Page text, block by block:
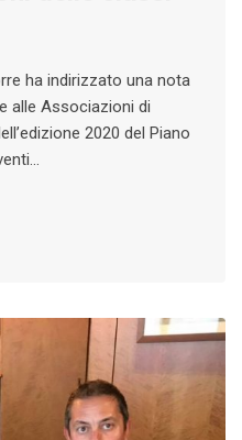
ha indirizzato una nota
alle Associazioni di
2020 del Piano